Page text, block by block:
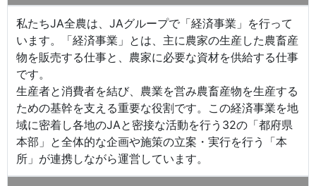
私たちJA全農は、JAグループで「経済事業」を行って
います。「経済事業」とは、主に農家の生産した農畜産
物を販売する仕事と、農家に必要な資材を供給する仕事
です。
生産者と消費者を結び、農業を営み農畜産物を生産する
ための基幹を支える重要な役割です。この経済事業を地
域に密着し各地のJAと密接な活動を行う32の「都府県
本部」と全体的な企画や施策の立案・実行を行う「本
所」が連携しながら運営しています。